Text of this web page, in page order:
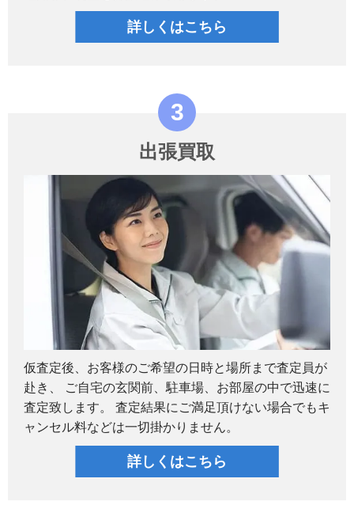
詳しくはこちら
出張買取
仮査定後、お客様のご希望の日時と場所まで査定員が
赴き、 ご自宅の玄関前、駐車場、お部屋の中で迅速に
査定致します。 査定結果にご満足頂けない場合でもキ
ャンセル料などは一切掛かりません。
詳しくはこちら